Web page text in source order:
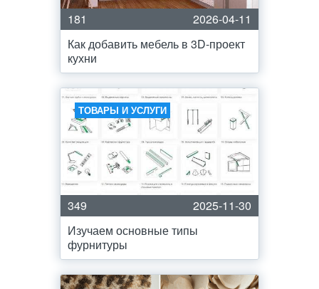
181
2026-04-11
Как добавить мебель в 3D-проект
кухни
ТОВАРЫ И УСЛУГИ
349
2025-11-30
Изучаем основные типы
фурнитуры